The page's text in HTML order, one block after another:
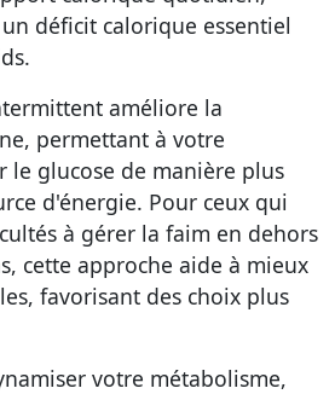
déficit calorique essentiel
améliore la
permettant à votre
le glucose de manière plus
d'énergie. Pour ceux qui
à gérer la faim en dehors
cette approche aide à mieux
favorisant des choix plus
votre métabolisme,